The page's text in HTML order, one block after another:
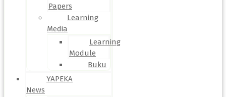
Papers
Learning
Media
Learning
Module
Buku
YAPEKA
News